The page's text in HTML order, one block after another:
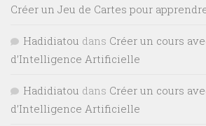
Créer un Jeu de Cartes pour
Hadidiatou dans Créer un cours
d’Intelligence Artificielle
Hadidiatou dans Créer un cours
d’Intelligence Artificielle